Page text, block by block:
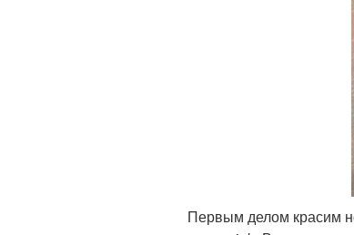
Первым делом красим